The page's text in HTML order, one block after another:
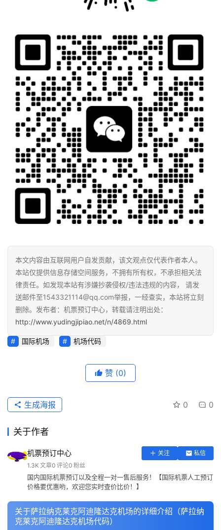
本文内容由互联网用户自发贡献，该文观点仅代表作者本人。
本站仅提供信息存储空间服务，不拥有所有权，不承担相关法
律责任。如发现本站有涉嫌抄袭侵权/违法违规的内容， 请发
送邮件至1543321114@qq.com举报，一经查实，本站将立刻
删除。发布者：机票预订中心，转载请注明出处：
http://www.yudingjipiao.net/n/4869.html
国际机场 机场代码
赞 (0)
0 0
生成海报
关于作者
机票预订中心 关注
私信
1.3K 文章0 评论0 粉丝
国内国际机票预订以及全程一对一售后服务！【国际机票人工预订
价格要优惠哟，欢迎您实时查价比价！】
关于萨拉纳克莱克阿迪隆达克机场的详细介绍（萨拉纳
克莱克阿迪隆达克机场代码）